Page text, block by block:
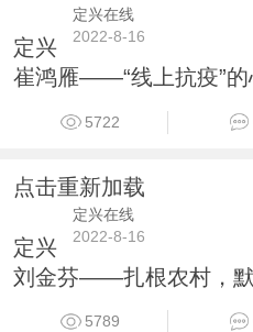
定兴在线
2022-8-16
定兴
崔鸿雁——“线上抗疫”的
5722
点击重新加载
定兴在线
2022-8-16
定兴
刘金芬——扎根农村，
5789